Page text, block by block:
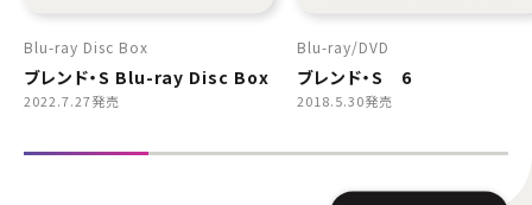
Blu-ray Disc Box
ブレンド・S Blu-ray Disc Box
2022.7.27発売
Blu-ray DVD
ブレンド・S 6
2018.5.30発売